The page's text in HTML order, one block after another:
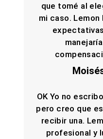
que tomé al
mi caso. Lemon
OK Yo no
pero creo que
recibir una.
profesional y